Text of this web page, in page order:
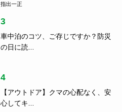
指出一正
3
車中泊のコツ、ご存じですか？防災
の日に読...
4
【アウトドア】クマの心配なく、安
心してキ...